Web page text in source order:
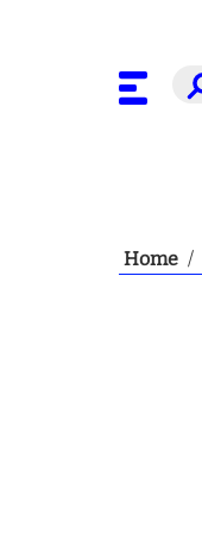
Home /